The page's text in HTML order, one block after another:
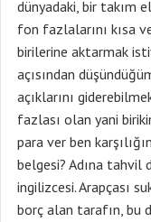
dünyadaki, bir takım
fon fazlalarını kısa
birilerine aktarmak
açısından
açıklarını
fazlası olan yani
para ver ben
belgesi? Adına tahvil
ingilizcesi. Arapçası
borç alan tarafın, bu